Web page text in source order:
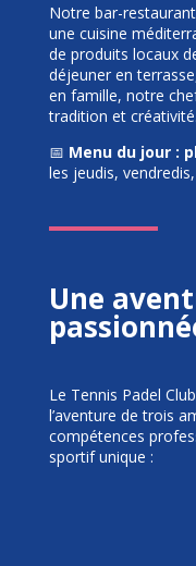
Notre bar-
une cuisine
de produits locaux
déjeuner en
en famille, notre
tradition et créativité.
📅 Menu du jour :
les jeudis,
Une
Le Tennis Padel
l’aventure de trois
compétences
sportif unique :